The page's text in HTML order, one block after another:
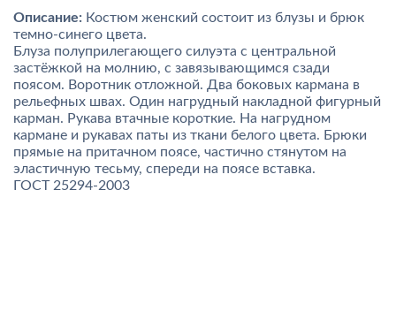
Описание: Костюм женский состоит из блузы и брюк
темно-синего цвета.
Блуза полуприлегающего силуэта с центральной
застёжкой на молнию, с завязывающимся сзади
поясом. Воротник отложной. Два боковых кармана в
рельефных швах. Один нагрудный накладной фигурный
карман. Рукава втачные короткие. На нагрудном
кармане и рукавах паты из ткани белого цвета. Брюки
прямые на притачном поясе, частично стянутом на
эластичную тесьму, спереди на поясе вставка.
ГОСТ 25294-2003